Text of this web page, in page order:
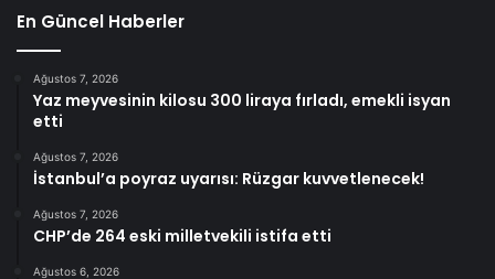
En Güncel Haberler
Ağustos 7, 2026
Yaz meyvesinin kilosu 300 liraya fırladı, emekli isyan
etti
Ağustos 7, 2026
İstanbul’a poyraz uyarısı: Rüzgar kuvvetlenecek!
Ağustos 7, 2026
CHP’de 264 eski milletvekili istifa etti
Ağustos 6, 2026